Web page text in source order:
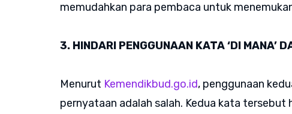
memudahkan para pembaca untuk
3. HINDARI PENGGUNAAN KATA ‘DI MANA’
Menurut Kemendikbud.go.id, penggunaan
pernyataan adalah salah. Kedua kata